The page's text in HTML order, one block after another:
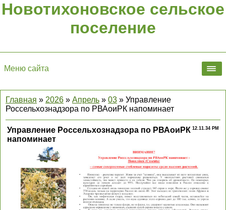
Новотихоновское сельское
поселение
Меню сайта
Главная » 2026 » Апрель » 03 » Управление
Россельхознадзора по РВАоиРК напоминает
12.11.34 PM
Управление Россельхознадзора по РВАоиРК
напоминает